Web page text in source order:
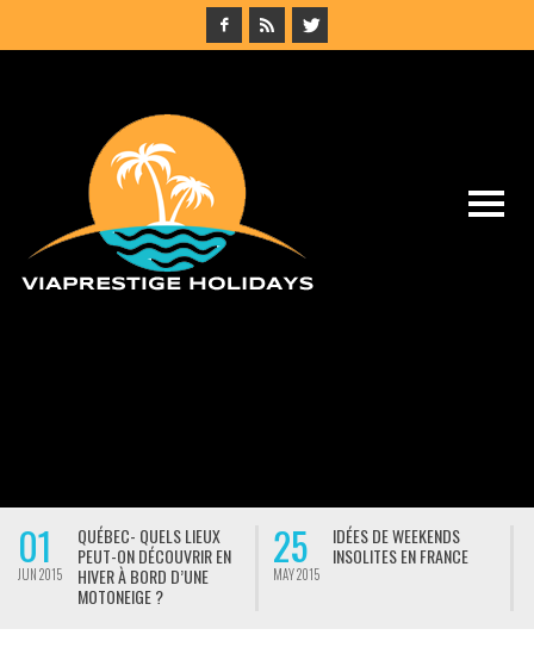
01
JUN 2015
QUÉBEC- QUELS LIEUX
PEUT-ON DÉCOUVRIR EN
HIVER À BORD D’UNE
MOTONEIGE ?
25
MAY 2015
IDÉES DE WEEKENDS
INSOLITES EN FRANCE